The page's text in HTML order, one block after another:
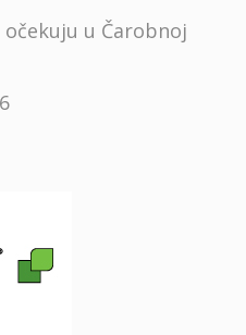
očekuju u Čarobnoj